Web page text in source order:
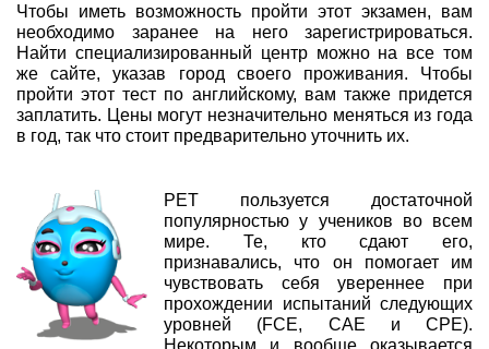
Чтобы иметь возможность пройти этот экзамен, вам
необходимо заранее на него зарегистрироваться.
Найти специализированный центр можно на все том
же сайте, указав город своего проживания. Чтобы
пройти этот тест по английскому, вам также придется
заплатить. Цены могут незначительно меняться из года
в год, так что стоит предварительно уточнить их.
PET пользуется достаточной
популярностью у учеников во всем
мире. Те, кто сдают его,
признавались, что он помогает им
чувствовать себя увереннее при
прохождении испытаний следующих
уровней (FCE, CAE и CPE).
Некоторым и вообще оказывается